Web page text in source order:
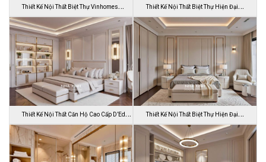
Thiết Kế Nội Thất Biệt Thự Vinhomes
Gran…
Thiết Kế Nội Thất Biệt Thự Hiện Đại
Sang…
Thiết Kế Nội Thất Căn Hộ Cao Cấp D’Edge
…
Thiết Kế Nội Thất Biệt Thự Hiện Đại
Luca…